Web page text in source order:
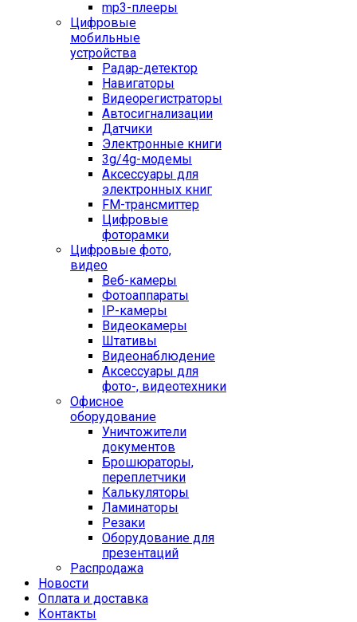
mp3-плееры
Цифровые
мобильные
устройства
Радар-детектор
Навигаторы
Видеорегистраторы
Автосигнализации
Датчики
Электронные книги
3g/4g-модемы
Аксессуары для
электронных книг
FM-трансмиттер
Цифровые
фоторамки
Цифровые фото,
видео
Веб-камеры
Фотоаппараты
IP-камеры
Видеокамеры
Штативы
Видеонаблюдение
Аксессуары для
фото-, видеотехники
Офисное
оборудование
Уничтожители
документов
Брошюраторы,
переплетчики
Калькуляторы
Ламинаторы
Резаки
Оборудование для
презентаций
Распродажа
Новости
Оплата и доставка
Контакты